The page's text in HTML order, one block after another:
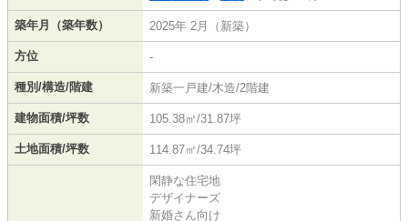
築年月（築年数） 2025年 2月（新築）
方位 -
種別/構造/階建 新築一戸建/木造/2階建
建物面積/坪数 105.38㎡/31.87坪
土地面積/坪数 114.87㎡/34.74坪
閑静な住宅地
デザイナーズ
新婚さん向け